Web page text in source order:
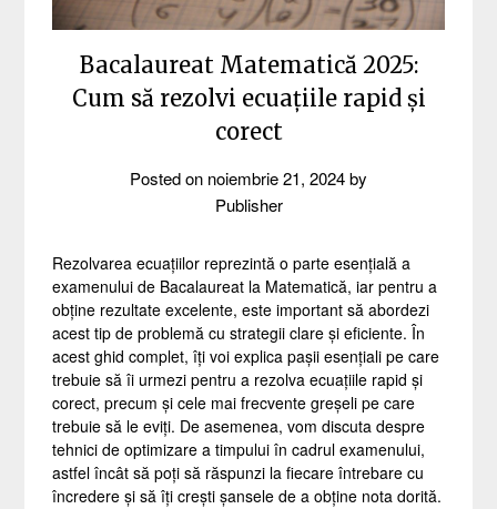
Bacalaureat Matematică 2025:
Cum să rezolvi ecuațiile rapid și
corect
Posted on noiembrie 21, 2024by
Publisher
Rezolvarea ecuațiilor reprezintă o parte esențială a
examenului de Bacalaureat la Matematică, iar pentru a
obține rezultate excelente, este important să abordezi
acest tip de problemă cu strategii clare și eficiente. În
acest ghid complet, îți voi explica pașii esențiali pe care
trebuie să îi urmezi pentru a rezolva ecuațiile rapid și
corect, precum și cele mai frecvente greșeli pe care
trebuie să le eviți. De asemenea, vom discuta despre
tehnici de optimizare a timpului în cadrul examenului,
astfel încât să poți să răspunzi la fiecare întrebare cu
încredere și să îți crești șansele de a obține nota dorită.